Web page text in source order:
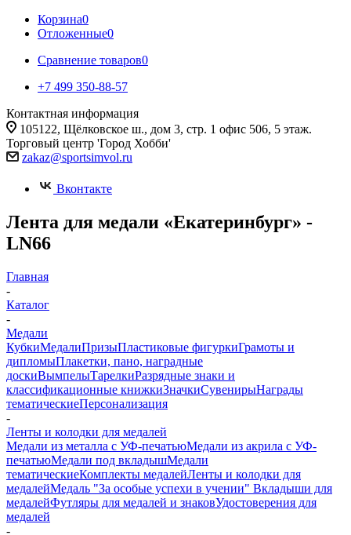
Корзина0
Отложенные0
Сравнение товаров0
+7 499 350-88-57
Контактная информация
105122, Щёлковское ш., дом 3, стр. 1 офис 506, 5 этаж.
Торговый центр 'Город Хобби'
zakaz@sportsimvol.ru
Вконтакте
Лента для медали «Екатеринбург» -
LN66
Главная
-
Каталог
-
Медали
КубкиМедалиПризыПластиковые фигуркиГрамоты и
дипломыПлакетки, пано, наградные
доскиВымпелыТарелкиРазрядные знаки и
классификационные книжкиЗначкиСувенирыНаграды
тематическиеПерсонализация
-
Ленты и колодки для медалей
Медали из металла с УФ-печатьюМедали из акрила с УФ-
печатьюМедали под вкладышМедали
тематическиеКомплекты медалейЛенты и колодки для
медалейМедаль "За особые успехи в учении" Вкладыши для
медалейФутляры для медалей и знаковУдостоверения для
медалей
-